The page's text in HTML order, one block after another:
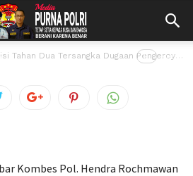
Dua Tersangka Dugaan Pengeroyokan di Kecamatan Cisurupan, Aksi diduga dipicu...
Pengaruh Minuman
15 views
Kombes Pol. Hendra Rochmawan